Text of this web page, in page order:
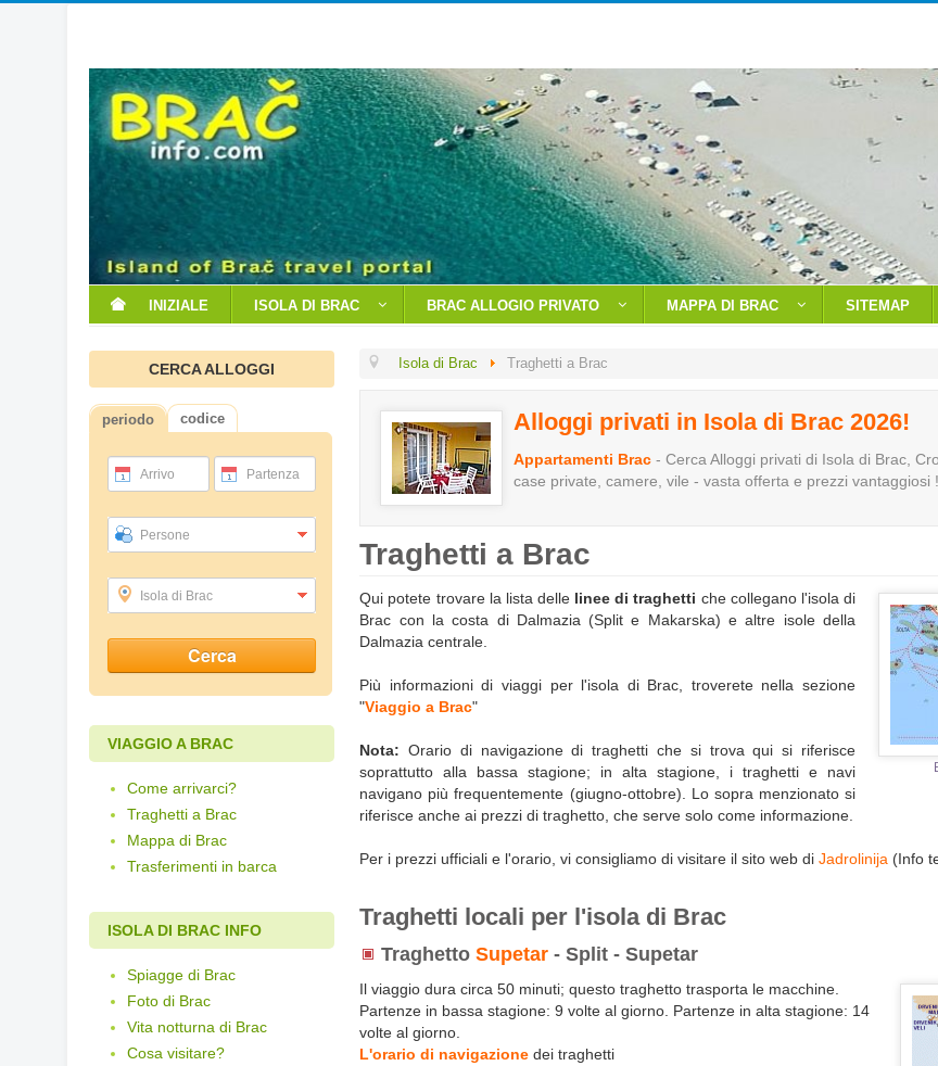
INIZIALE ISOLA DI BRAC BRAC ALLOGIO PRIVATO MAPPA DI BRAC SITEMAP
CERCA ALLOGGI
periodo codice
Arrivo Partenza
Persone
Isola di Brac
VIAGGIO A BRAC
Come arrivarci?
Traghetti a Brac
Mappa di Brac
Trasferimenti in barca
ISOLA DI BRAC INFO
Spiagge di Brac
Foto di Brac
Vita notturna di Brac
Cosa visitare?
Isola di Brac Traghetti a Brac
Alloggi privati in Isola di Brac 2026!
Appartamenti Brac - Cerca Alloggi privati di Isola di Brac,
case private, camere, vile - vasta offerta e prezzi vantaggiosi !
Traghetti a Brac
Qui potete trovare la lista delle linee di traghetti che collegano l'isola di
Brac con la costa di Dalmazia (Split e Makarska) e altre isole della
Dalmazia centrale.
Più informazioni di viaggi per l'isola di Brac, troverete nella sezione
"Viaggio a Brac"
Nota: Orario di navigazione di traghetti che si trova qui si riferisce
soprattutto alla bassa stagione; in alta stagione, i traghetti e navi
navigano più frequentemente (giugno-ottobre). Lo sopra menzionato si
riferisce anche ai prezzi di traghetto, che serve solo come informazione.
Per i prezzi ufficiali e l'orario, vi consigliamo di visitare il sito web diJadrolinija (Info
Traghetti locali per l'isola di Brac
TraghettoSupetar - Split - Supetar
Il viaggio dura circa 50 minuti; questo traghetto trasporta le macchine.
Partenze in bassa stagione: 9 volte al giorno. Partenze in alta stagione: 14
volte al giorno.
L'orario di navigazione dei traghetti